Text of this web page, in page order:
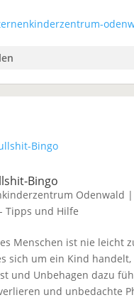
Bingo
Odenwald |
Tipps und Hilfe
Menschen ist nie leicht
sich um ein Kind handelt,
und Unbehagen dazu
und unbedachte